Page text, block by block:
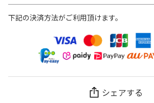
下記の決済方法がご利用頂けます。
シェアする